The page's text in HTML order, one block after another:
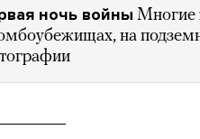
ночь войны Многие
на